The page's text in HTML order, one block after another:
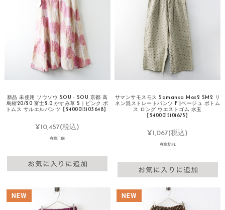
新品 未使用 ソウソウ SOU・SOU 京都 高
島縮20/20 富士2.0 かすみ草 S｜ピンク ボ
トムス サルエルパンツ【2400015103648】
¥10,457(税込)
在庫 1個
サマンサモスモス Samansa Mos2 SM2 リ
ネン混ストレートパンツ F∥ベージュ ボトム
ス ロング ウエストゴム 水玉
【2400015101675】
¥1,067(税込)
在庫切れ